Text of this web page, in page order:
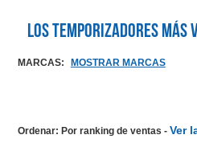
Los Temporizadores más
MARCAS: MOSTRAR MARCAS
Ordenar: Por ranking de ventas - Ver